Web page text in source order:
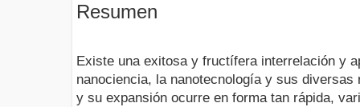
Resumen
Existe una exitosa y fructífera interrelación y
nanociencia, la nanotecnología y sus
y su expansión ocurre en forma tan rápida,